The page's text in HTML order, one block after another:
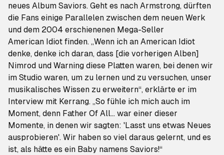
neues Album Saviors. Geht es nach Armstrong, dürften
die Fans einige Parallelen zwischen dem neuen Werk
und dem 2004 erschienenen Mega-Seller
American Idiot finden. „Wenn ich an American Idiot
denke, denke ich daran, dass [die vorherigen Alben]
Nimrod und Warning diese Platten waren, bei denen wir
im Studio waren, um zu lernen und zu versuchen, unser
musikalisches Wissen zu erweitern“, erklärte er im
Interview mit Kerrang. „So fühle ich mich auch im
Moment, denn Father Of All... war einer dieser
Momente, in denen wir sagten: 'Lasst uns etwas Neues
ausprobieren'. Wir haben so viel daraus gelernt, und es
ist, als hätte es ein Baby namens Saviors!“